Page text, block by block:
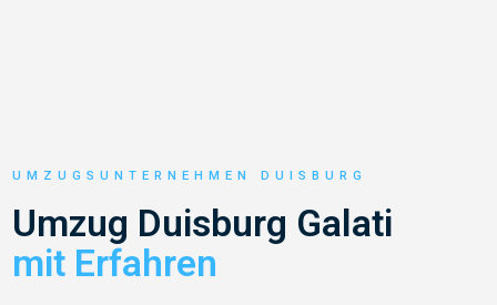
UMZUGSUNTERNEHMEN DUISBURG
Umzug Duisburg Galati
mit Erfahren